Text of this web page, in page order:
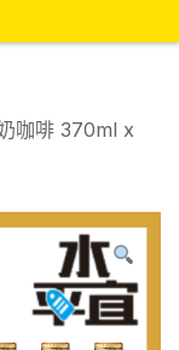
咖啡 370ml x